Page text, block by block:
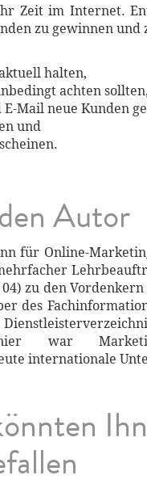
Zeit im Internet.
zu gewinnen und
halten,
achten
Mail neue Kunden
und
Autor
für Online-
zu den
des
war
internationale